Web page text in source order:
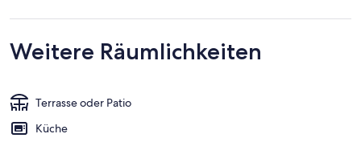
Weitere Räumlichkeiten
Terrasse oder Patio
Küche